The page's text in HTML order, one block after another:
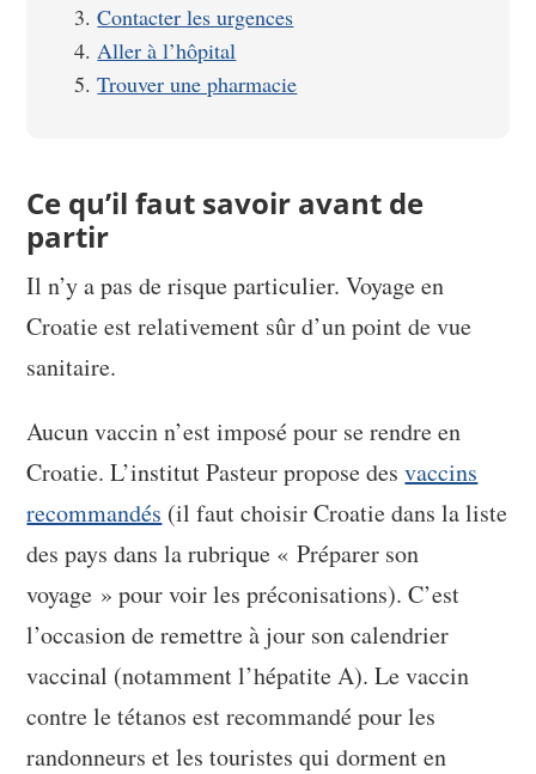
Contacter les urgences
Aller à l’hôpital
Trouver une pharmacie
Ce qu’il faut savoir avant de
partir
Il n’y a pas de risque particulier. Voyage en
Croatie est relativement sûr d’un point de vue
sanitaire.
Aucun vaccin n’est imposé pour se rendre en
Croatie. L’institut Pasteur propose desvaccins
recommandés (il faut choisir Croatie dans la liste
des pays dans la rubrique « Préparer son
voyage » pour voir les préconisations). C’est
l’occasion de remettre à jour son calendrier
vaccinal (notamment l’hépatite A). Le vaccin
contre le tétanos est recommandé pour les
randonneurs et les touristes qui dorment en